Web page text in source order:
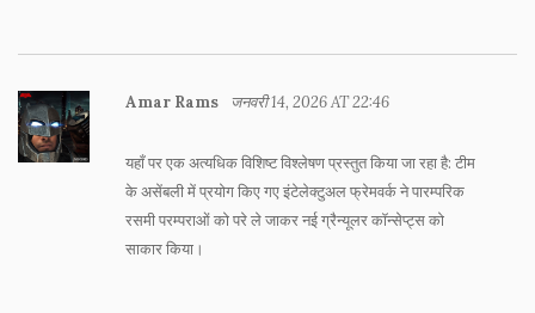
Amar Rams जनवरी 14, 2026 AT 22:46
यहाँ पर एक अत्यधिक विशिष्ट विश्लेषण प्रस्तुत किया जा रहा है: टीम
के असेंबली में प्रयोग किए गए इंटेलेक्टुअल फ्रेमवर्क ने पारम्परिक
रसमी परम्पराओं को परे ले जाकर नई ग्रैन्यूलर कॉन्सेप्ट्स को
साकार किया।